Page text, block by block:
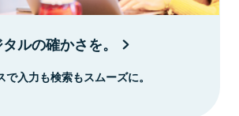
ルの確かさを。
入力も検索もスムーズに。